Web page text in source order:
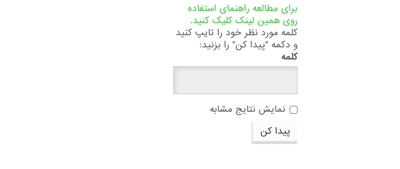
برای مطالعه راهنمای استفاده
روی همین لینک کلیک کنید.
کلمه مورد نظر خود را تایپ کنید
و دکمه "پیدا کن" را بزنید:
کلمه
نمایش نتایج مشابه
پیدا کن